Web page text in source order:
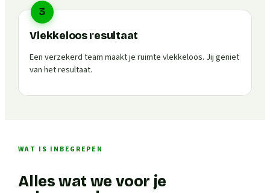
3
Vlekkeloos resultaat
Een verzekerd team maakt je ruimte vlekkeloos. Jij geniet
van het resultaat.
WAT IS INBEGREPEN
Alles wat we voor je